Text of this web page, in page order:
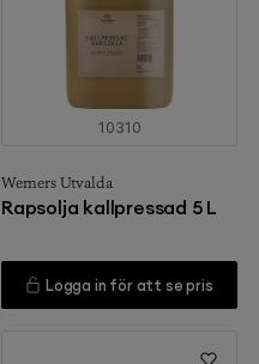
10310
Werners Utvalda
Rapsolja kallpressad 5 L
Logga in för att se pris